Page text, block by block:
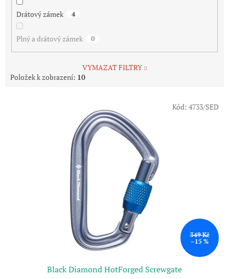
Drátový zámek 4
Plný a drátový zámek 0
VYMAZAT FILTRY
Položek k zobrazení: 10
349 Kč
–15 %
Black Diamond HotForged Screwgate
Kód: 4733/SED